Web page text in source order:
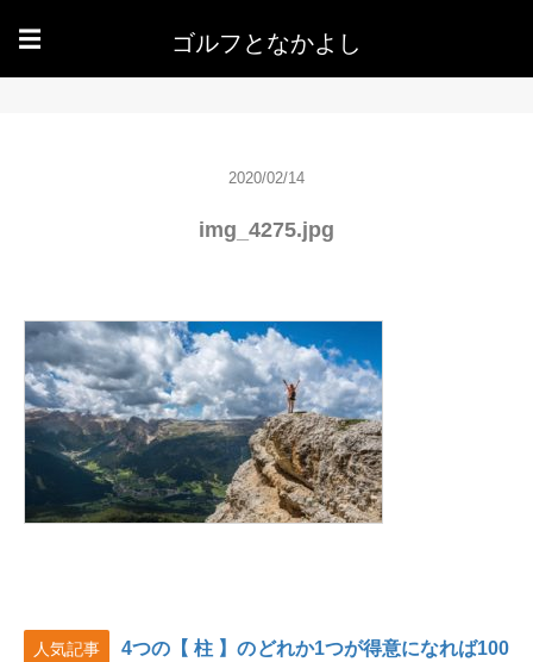
☰ ゴルフとなかよし
2020/02/14
img_4275.jpg
人気記事
4つの【 柱 】のどれか1つが得意になれば100